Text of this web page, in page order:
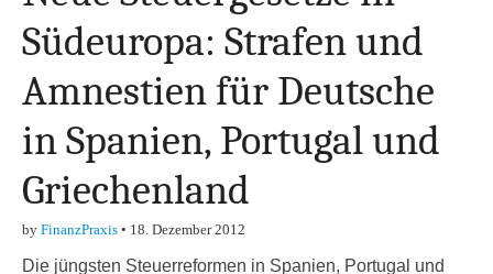
Südeuropa: Strafen und
Amnestien für Deutsche
in Spanien, Portugal und
Griechenland
by FinanzPraxis • 18. Dezember 2012
Die jüngsten Steuerreformen in Spanien, Portugal und